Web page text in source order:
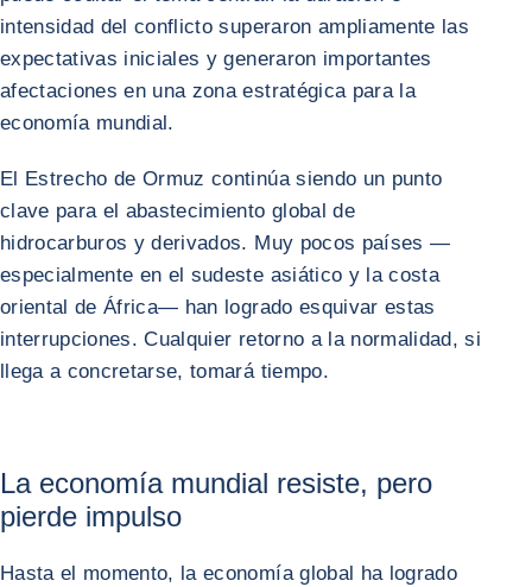
intensidad del conflicto superaron ampliamente las
expectativas iniciales y generaron importantes
afectaciones en una zona estratégica para la
economía mundial.
El Estrecho de Ormuz continúa siendo un punto
clave para el abastecimiento global de
hidrocarburos y derivados. Muy pocos países —
especialmente en el sudeste asiático y la costa
oriental de África— han logrado esquivar estas
interrupciones. Cualquier retorno a la normalidad, si
llega a concretarse, tomará tiempo.
La economía mundial resiste, pero
pierde impulso
Hasta el momento, la economía global ha logrado